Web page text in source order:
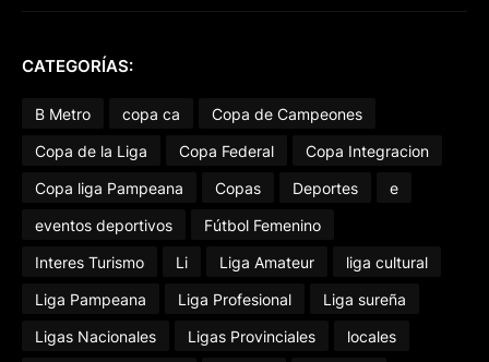
CATEGORÍAS:
B Metro copa ca
Copa de Campeones
Copa de la Liga
Copa Federal
Copa Integracion
Copa liga Pampeana
Copas Deportes
e
eventos deportivos
Fútbol Femenino
Interes Turismo
Li Liga Amateur
liga cultural
Liga Pampeana
Liga Profesional
Liga sureña
Ligas Nacionales
Ligas Provinciales
locales